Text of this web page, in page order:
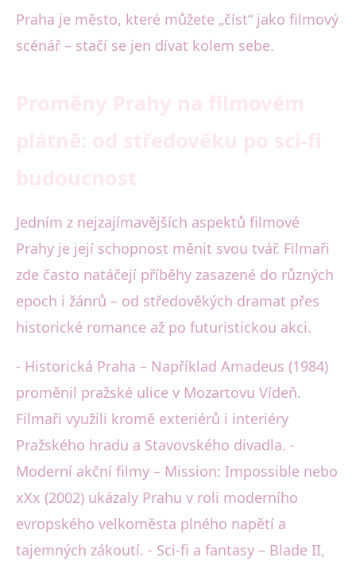
Praha je město, které můžete „číst“ jako filmový
scénář – stačí se jen dívat kolem sebe.
Jedním z nejzajímavějších aspektů filmové
Prahy je její schopnost měnit svou tvář. Filmaři
zde často natáčejí příběhy zasazené do různých
epoch i žánrů – od středověkých dramat přes
historické romance až po futuristickou akci.
- Historická Praha – Například Amadeus (1984)
proměnil pražské ulice v Mozartovu Vídeň.
Filmaři využili kromě exteriérů i interiéry
Pražského hradu a Stavovského divadla. -
Moderní akční filmy – Mission: Impossible nebo
xXx (2002) ukázaly Prahu v roli moderního
evropského velkoměsta plného napětí a
tajemných zákoutí. - Sci-fi a fantasy – Blade II,